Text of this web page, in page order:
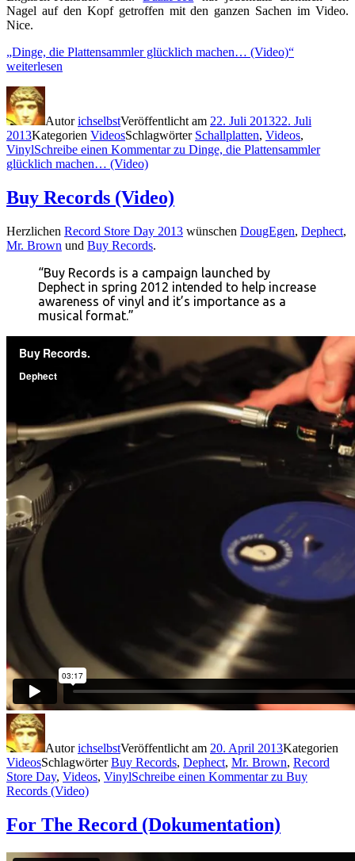
Nagel auf den Kopf getroffen mit den ganzen Sachen im Video.
Nice.
„Dinge, die Plattensammler glücklich machen… (Video)“
weiterlesen
AutorichselbstVeröffentlicht am 22. Juli 201322. Juli
2013Kategorien VideosSchlagwörter Schallplatten, Videos,
VinylSchreibe einen Kommentarzu Dinge, die Plattensammler
glücklich machen… (Video)
Buy Records (Video)
Herzlichen Record Store Day 2013 wünschen DougEgen, Dephect,
Mr. Brown und Buy Records.
“Buy Records is a campaign launched by
Dephect in spring 2012 intended to help increase
awareness of vinyl and it’s importance as a
musical format.”
AutorichselbstVeröffentlicht am 20. April 2013Kategorien
VideosSchlagwörterBuy Records, Dephect, Mr. Brown, Record
Store Day, Videos, VinylSchreibe einen Kommentarzu Buy
Records (Video)
For The Record (Dokumentation)